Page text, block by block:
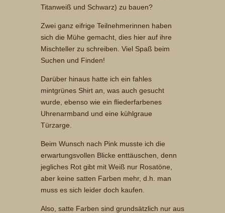
Titanweiß und Schwarz) zu bauen?
Zwei ganz eifrige Teilnehmerinnen haben
sich die Mühe gemacht, dies hier auf ihre
Mischteller zu schreiben. Viel Spaß beim
Suchen und Finden!
Darüber hinaus hatte ich ein fahles
mintgrünes Shirt an, was auch gesucht
wurde, ebenso wie ein fliederfarbenes
Uhrenarmband und eine kühlgraue
Türzarge.
Beim Wunsch nach Pink musste ich die
erwartungsvollen Blicke enttäuschen, denn
jegliches Rot gibt mit Weiß nur Rosatöne,
aber keine satten Farben mehr, d.h. man
muss es sich leider doch kaufen.
Also, satte Farben sind grundsätzlich nur aus